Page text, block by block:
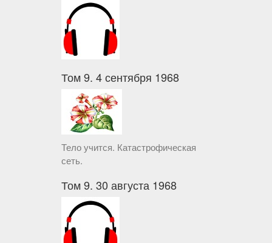
Том 9. 4 сентября 1968
Тело учится. Катастрофическая
сеть.
Том 9. 30 августа 1968